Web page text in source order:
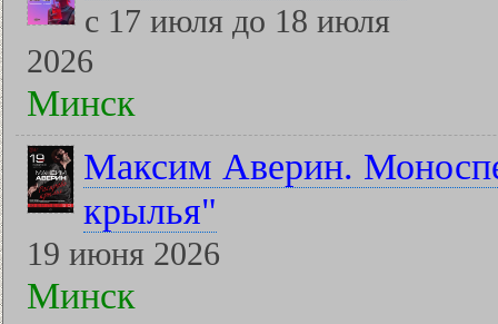
с 17 июля до 18 июля
2026
Минск
Максим Аверин.
крылья"
19 июня 2026
Минск